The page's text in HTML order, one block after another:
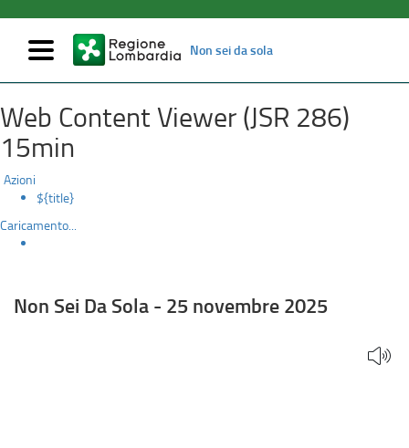
al
contenuto
principale
Non
Sei
Da
Sola
-
novembre
Mostra/nascondi
navigazione
Non sei da sola
Web Content Viewer (JSR 286)
15min
Azioni
${title}
Caricamento...
Non Sei Da Sola - 25 novembre 2025